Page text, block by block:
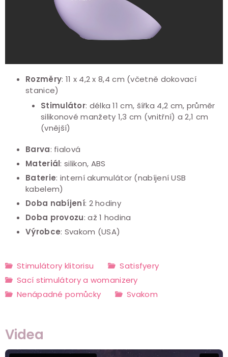
Rozměry: 11 x 4,2 x 8,4 cm (včetně dokovací
stanice)
Stimulátor: délka 11 cm, šířka 4,2 cm, průměr
silikonové manžety 1,3 cm (vnitřní) a 2,1 cm
(vnější)
Barva: fialová
Materiál: silikon, ABS
Baterie: interní akumulátor (nabíjení USB
kabelem)
Doba nabíjení: 2 hodiny
Doba provozu: až 1 hodina
Výrobce: Svakom (USA)
Stimulátory klitorisu
Satisfyery
Sací stimulátory a womanizery
Nenápadné pomůcky
Svakom
Videa